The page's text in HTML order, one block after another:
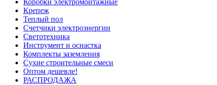
Коробки электромонтажные
Крепеж
Теплый пол
Счетчики электроэнергии
Светотехника
Инструмент и оснастка
Комплекты заземления
Сухие строительные смеси
Оптом дешевле!
РАСПРОДАЖА